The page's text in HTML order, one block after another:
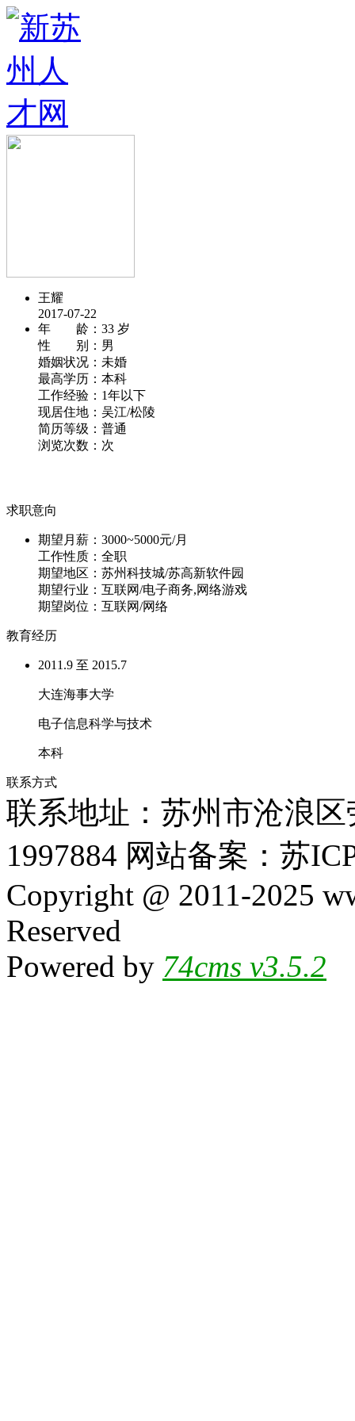
王耀
2017-07-22
年 龄： 33 岁
性 别： 男
婚姻状况： 未婚
最高学历： 本科
工作经验： 1年以下
现居住地： 吴江/松陵
简历等级： 普通
浏览次数： 次
求职意向
期望月薪： 3000~5000元/月
工作性质： 全职
期望地区： 苏州科技城/苏高新软件园
期望行业： 互联网/电子商务,网络游戏
期望岗位： 互联网/网络
教育经历
2011.9 至 2015.7
大连海事大学
电子信息科学与技术
本科
联系方式
联系地址：苏州市沧浪
1997884 网站备案：苏
Copyright @ 2011-2025
Reserved
Powered by 74cms v3.5.2